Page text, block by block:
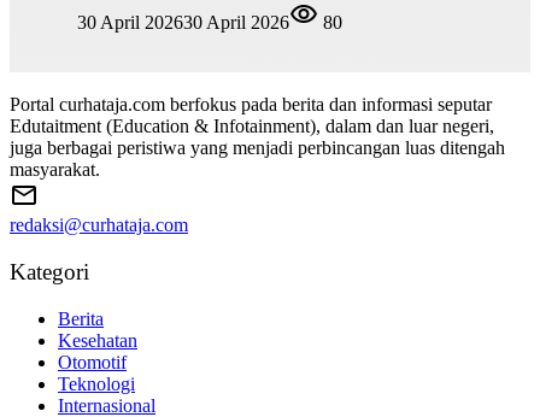
30 April 202630 April 2026 80
Portal curhataja.com berfokus pada berita dan informasi seputar
Edutaitment (Education & Infotainment), dalam dan luar negeri,
juga berbagai peristiwa yang menjadi perbincangan luas ditengah
masyarakat.
redaksi@curhataja.com
Kategori
Berita
Kesehatan
Otomotif
Teknologi
Internasional